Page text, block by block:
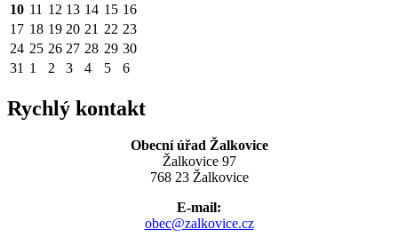
10 11 12 13 14 15 16
17 18 19 20 21 22 23
24 25 26 27 28 29 30
31 1 2 3 4 5 6
Rychlý kontakt
Obecní úřad Žalkovice
Žalkovice 97
768 23 Žalkovice
E-mail:
obec@zalkovice.cz